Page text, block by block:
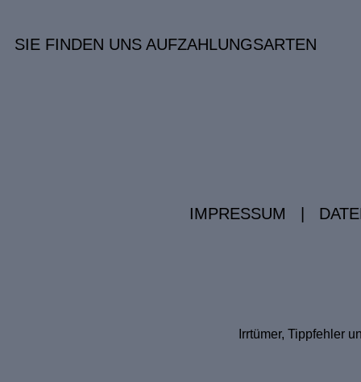
SIE FINDEN UNS AUFZAHLUNGSARTEN
IMPRESSUM
Irrtümer, Tippfehler